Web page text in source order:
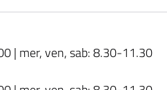
| mer, ven, sab: 8.30-11.30